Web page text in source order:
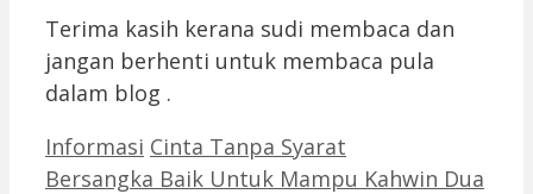
Terima kasih kerana sudi membaca dan
jangan berhenti untuk membaca pula
dalam blog .
Categories
Informasi Tags
Cinta Tanpa Syarat
Bersangka Baik Untuk Mampu Kahwin Dua